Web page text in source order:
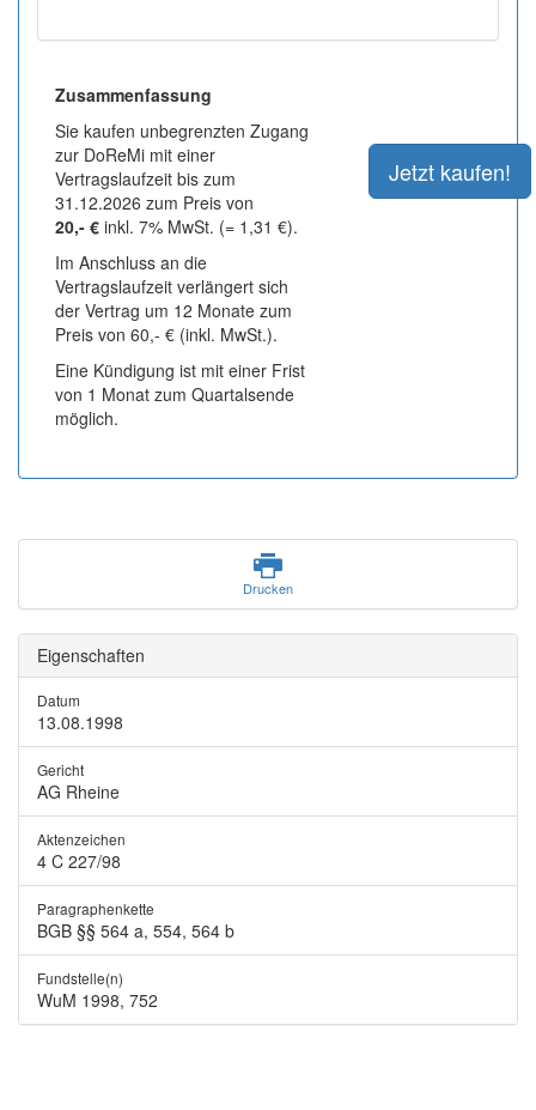
Zusammenfassung
Sie kaufen unbegrenzten Zugang
zur DoReMi mit einer
Vertragslaufzeit bis zum
31.12.2026 zum Preis von
20,- € inkl. 7% MwSt. (= 1,31 €).
Im Anschluss an die
Vertragslaufzeit verlängert sich
der Vertrag um 12 Monate zum
Preis von 60,- € (inkl. MwSt.).
Eine Kündigung ist mit einer Frist
von 1 Monat zum Quartalsende
möglich.
Drucken
Eigenschaften
Datum
13.08.1998
Gericht
AG Rheine
Aktenzeichen
4 C 227/98
Paragraphenkette
BGB §§ 564 a, 554, 564 b
Fundstelle(n)
WuM 1998, 752